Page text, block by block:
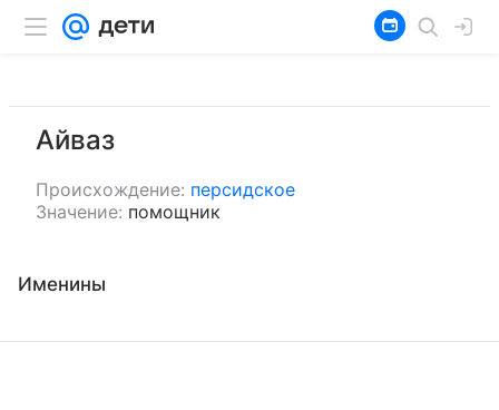
Айваз
Происхождение: персидское
Значение: помощник
Именины